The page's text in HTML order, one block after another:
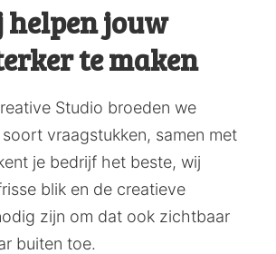
helpen jouw
te maken
Studio broeden we
vraagstukken, samen met
je bedrijf het beste, wij
blik en de creatieve
zijn om dat ook zichtbaar
buiten toe.